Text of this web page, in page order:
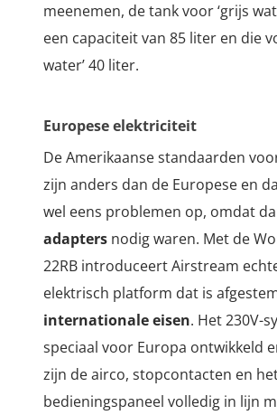
meenemen, de tank voor ‘grijs
een capaciteit van 85 liter en die
water’ 40 liter.
Europese elektriciteit
De Amerikaanse standaarden
zijn anders dan de Europese en
wel eens problemen op, omdat
adapters nodig waren. Met de
22RB introduceert Airstream
elektrisch platform dat is
internationale eisen. Het 230V-
speciaal voor Europa ontwikkeld
zijn de airco, stopcontacten en
bedieningspaneel volledig in lijn